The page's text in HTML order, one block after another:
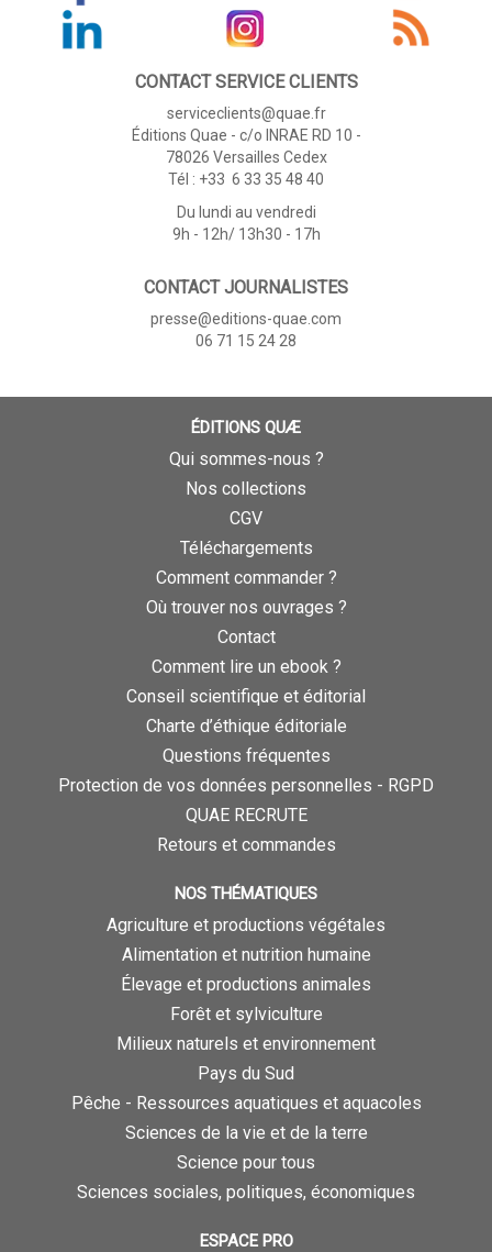
CONTACT SERVICE CLIENTS
serviceclients@quae.fr
Éditions Quae - c/o INRAE RD 10 -
78026 Versailles Cedex
Tél : +33 6 33 35 48 40
Du lundi au vendredi
9h - 12h/ 13h30 - 17h
CONTACT JOURNALISTES
presse@editions-quae.com
06 71 15 24 28
ÉDITIONS QUÆ
Qui sommes-nous ?
Nos collections
CGV
Téléchargements
Comment commander ?
Où trouver nos ouvrages ?
Contact
Comment lire un ebook ?
Conseil scientifique et éditorial
Charte d’éthique éditoriale
Questions fréquentes
Protection de vos données personnelles - RGPD
QUAE RECRUTE
Retours et commandes
NOS THÉMATIQUES
Agriculture et productions végétales
Alimentation et nutrition humaine
Élevage et productions animales
Forêt et sylviculture
Milieux naturels et environnement
Pays du Sud
Pêche - Ressources aquatiques et aquacoles
Sciences de la vie et de la terre
Science pour tous
Sciences sociales, politiques, économiques
ESPACE PRO